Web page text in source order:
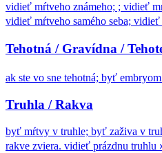
vidieť mŕtveho známeho; ; vidieť
vidieť mŕtveho samého seba;
Tehotná / Gravídna /
ak ste vo sne tehotná; byť
Truhla / Rakva
byť mŕtvy v truhle; byť zaživa v
rakve zviera. vidieť prázdnu truhlu